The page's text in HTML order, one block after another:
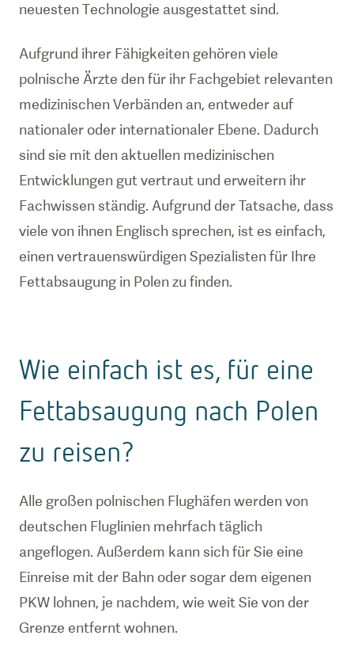
neuesten Technologie ausgestattet sind.
Aufgrund ihrer Fähigkeiten gehören viele
polnische Ärzte den für ihr Fachgebiet relevanten
medizinischen Verbänden an, entweder auf
nationaler oder internationaler Ebene. Dadurch
sind sie mit den aktuellen medizinischen
Entwicklungen gut vertraut und erweitern ihr
Fachwissen ständig. Aufgrund der Tatsache, dass
viele von ihnen Englisch sprechen, ist es einfach,
einen vertrauenswürdigen Spezialisten für Ihre
Fettabsaugung in Polen zu finden.
Wie einfach ist es, für eine
Fettabsaugung nach Polen
zu reisen?
Alle großen polnischen Flughäfen werden von
deutschen Fluglinien mehrfach täglich
angeflogen. Außerdem kann sich für Sie eine
Einreise mit der Bahn oder sogar dem eigenen
PKW lohnen, je nachdem, wie weit Sie von der
Grenze entfernt wohnen.